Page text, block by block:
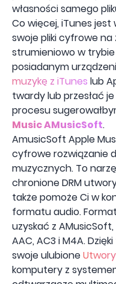
własności samego
Co więcej, iTunes
swoje pliki cyfrowe na
strumieniowo w
posiadanym
muzykę z iTunes lub
twardy lub przesłać
procesu
Music AMusicSoft.
AmusicSoft Apple
cyfrowe rozwiązanie
muzycznych. To
chronione DRM
także pomoże Ci w
formatu audio.
uzyskać z AMusicSoft,
AAC, AC3 i M4A.
swoje ulubione
komputery z